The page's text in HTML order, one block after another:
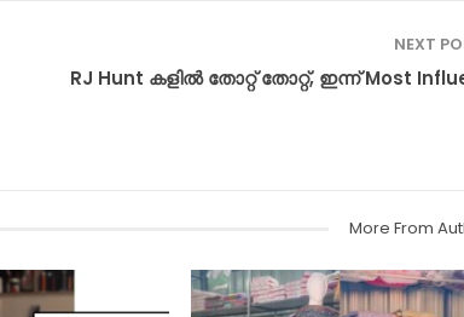
NEXT
RJ Hunt കളിൽ തോറ്റ്‌ തോറ്റ്‌, ഇന്ന് Most
More From